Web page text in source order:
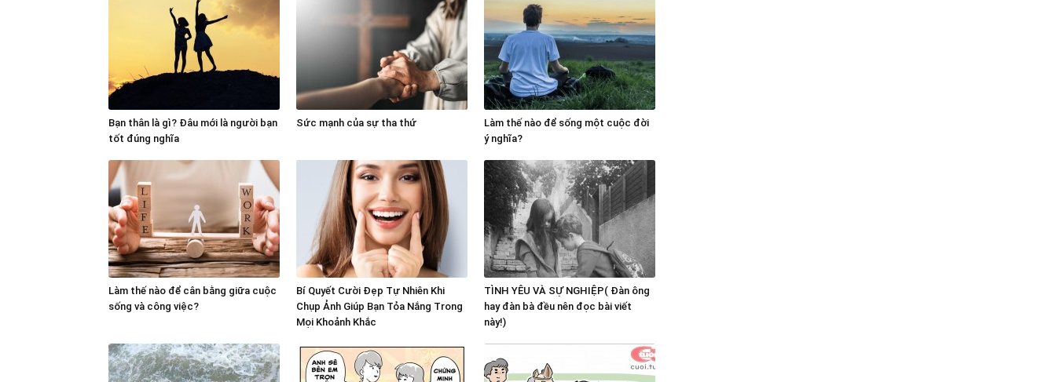
Bạn thân là gì? Đâu mới là người bạn
tốt đúng nghĩa
Sức mạnh của sự tha thứ
Làm thế nào để sống một cuộc đời
ý nghĩa?
Làm thế nào để cân bằng giữa cuộc
sống và công việc?
Bí Quyết Cười Đẹp Tự Nhiên Khi
Chụp Ảnh Giúp Bạn Tỏa Nắng Trong
Mọi Khoảnh Khắc
TÌNH YÊU VÀ SỰ NGHIỆP( Đàn ông
hay đàn bà đều nên đọc bài viết
này!)